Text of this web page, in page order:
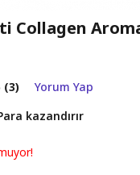
Collagen
(3)
Yorum Yap
kazandırır